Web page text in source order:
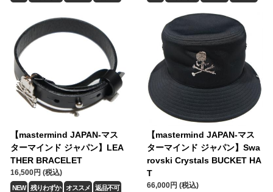
【mastermind JAPAN-マス
ターマインド ジャパン】LEA
THER BRACELET
16,500円 (税込)
NEW 残りわずか オススメ 返品不可
【mastermind JAPAN-マス
ターマインド ジャパン】Swa
rovski Crystals BUCKET HA
T
66,000円 (税込)